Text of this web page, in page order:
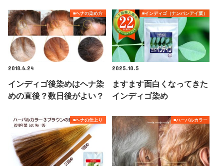
■ヘナの染め方
2018.6.24
インディゴ後染めはヘナ染
めの直後？数日後がよい？
■インディゴ（ナンバンアイ葉）
2025.10.5
ますます面白くなってきた
インディゴ染め
■ヘナの仕上り ■ハーバルカラー